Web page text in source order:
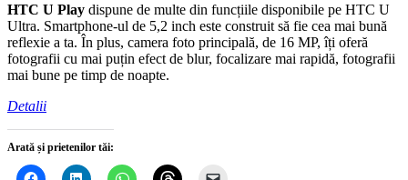
HTC U Play dispune de multe din funcțiile disponibile pe HTC U
Ultra. Smartphone-ul de 5,2 inch este construit să fie cea mai bună
reflexie a ta. În plus, camera foto principală, de 16 MP, îți oferă
fotografii cu mai puțin efect de blur, focalizare mai rapidă, fotografii
mai bune pe timp de noapte.
Detalii
Arată și prietenilor tăi: